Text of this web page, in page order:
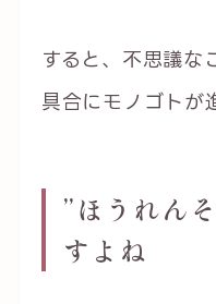
すると、不思議な
具合にモノゴトが
”ほうれん
すよね